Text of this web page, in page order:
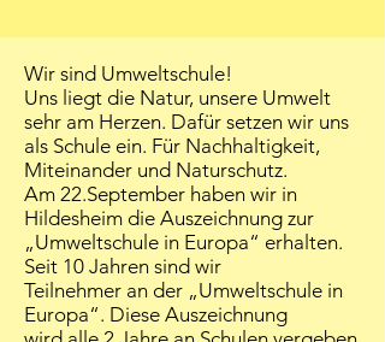
Wir sind Umweltschule!
Uns liegt die Natur, unsere Umwelt
sehr am Herzen. Dafür setzen wir uns
als Schule ein. Für Nachhaltigkeit,
Miteinander und Naturschutz.
Am 22.September haben wir in
Hildesheim die Auszeichnung zur
„Umweltschule in Europa“ erhalten.
Seit 10 Jahren sind wir
Teilnehmer an der „Umweltschule in
Europa“. Diese Auszeichnung